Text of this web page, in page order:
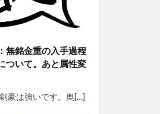
無銘金重の入手過程
ついて。あと属性変
豪は強いです。奥[…]